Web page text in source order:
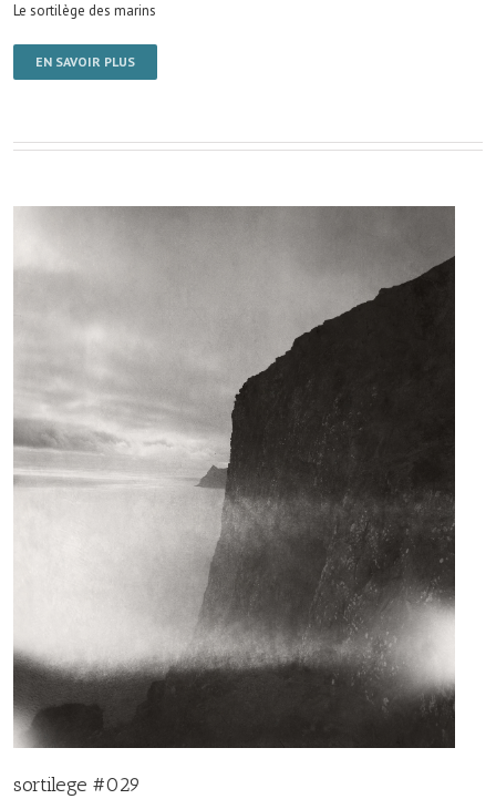
Le sortilège des marins
EN SAVOIR PLUS
sortilege #029